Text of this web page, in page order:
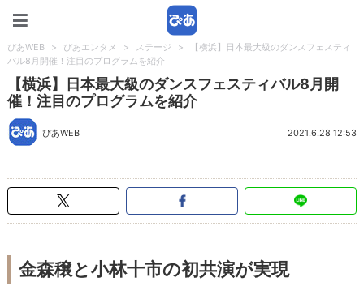
ぴあWEB > ぴあエンタメ > ステージ >
【横浜】日本最大級のダンスフェスティ
バル8月開催！注目のプログラムを紹介
【横浜】日本最大級のダンスフェスティバル8月開
催！注目のプログラムを紹介
ぴあWEB 2021.6.28 12:53
金森穣と小林十市の初共演が実現